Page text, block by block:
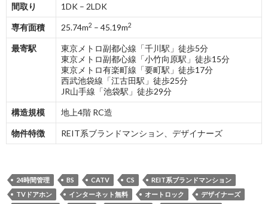
間取り 1DK – 2LDK
専有面積 25.74m2 – 45.19m2
最寄駅
東京メトロ副都心線「千川駅」徒歩5分
東京メトロ副都心線「小竹向原駅」徒歩15分
東京メトロ有楽町線「要町駅」徒歩17分
西武池袋線「江古田駅」徒歩25分
JR山手線「池袋駅」徒歩29分
構造規模 地上4階 RC造
物件特徴 REIT系ブランドマンション、デザイナーズ
24時間管理 BS CATV CS
REIT系ブランドマンション
TVドアホン
インターネット無料 オートロック
デザイナーズ